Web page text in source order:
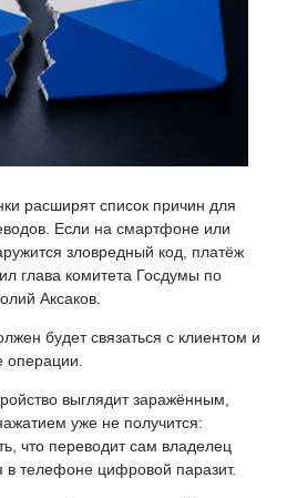
расширят список причин для
Если на смартфоне или
зловредный код, платёж
глава комитета Госдумы по
Аксаков.
будет связаться с клиентом и
операции.
выглядит заражённым,
уже не получится:
что переводит сам владелец
в телефоне цифровой паразит.